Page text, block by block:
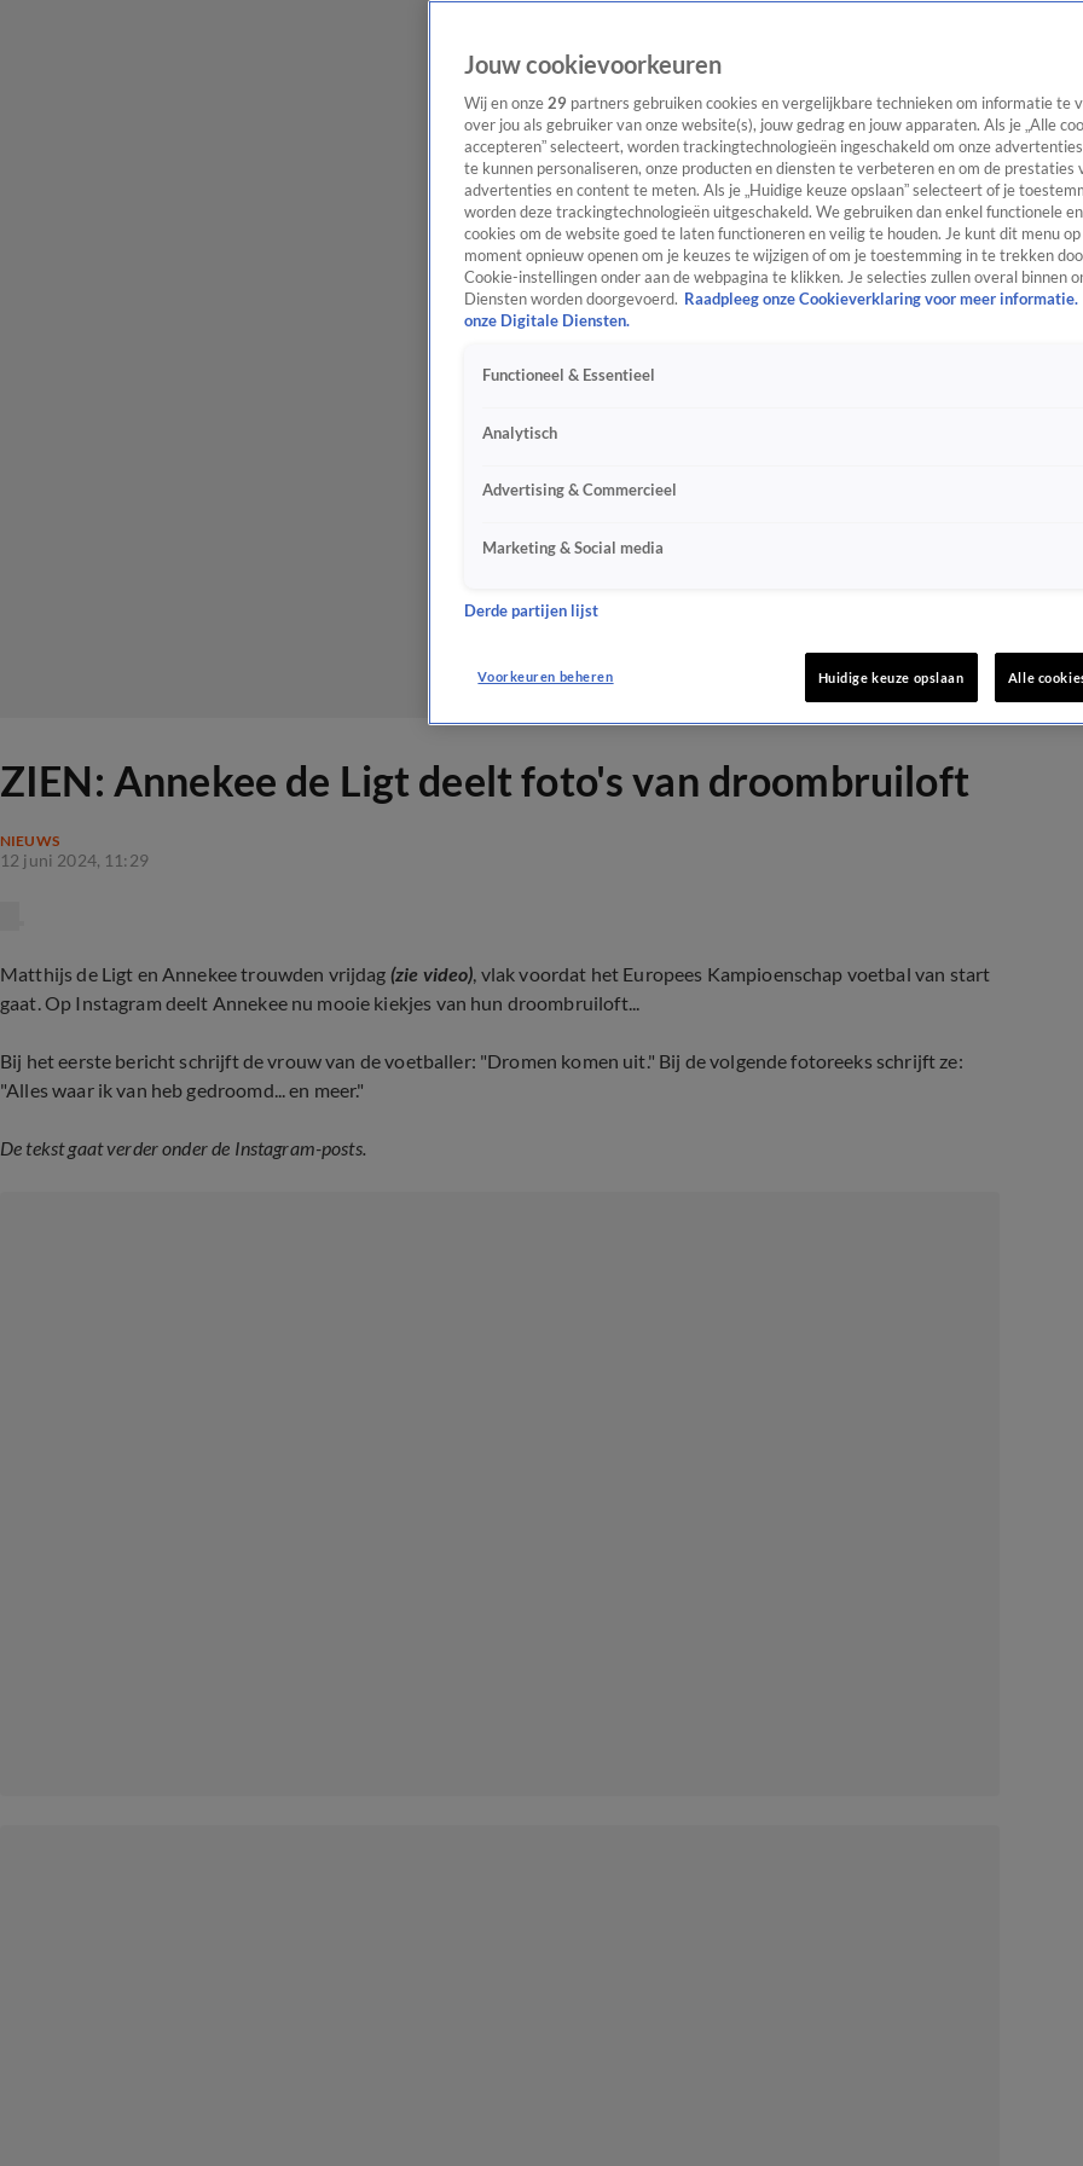
ZIEN: Annekee de Ligt deelt foto's van droombruiloft
NIEUWS
12 juni 2024, 11:29
Matthijs de Ligt en Annekee trouwden vrijdag (zie video), vlak voordat het Europees Kampioenschap voetbal van start
gaat. Op Instagram deelt Annekee nu mooie kiekjes van hun droombruiloft...
Bij het eerste bericht schrijft de vrouw van de voetballer: "Dromen komen uit." Bij de volgende fotoreeks schrijft ze:
"Alles waar ik van heb gedroomd... en meer."
De tekst gaat verder onder de Instagram-posts.
Jouw cookievoorkeuren
Wij en onze 29 partners gebruiken cookies en vergelijkbare technieken om informatie te
over jou als gebruiker van onze website(s), jouw gedrag en jouw apparaten. Als je „Alle
accepteren” selecteert, worden trackingtechnologieën ingeschakeld om onze
te kunnen personaliseren, onze producten en diensten te verbeteren en om de prestaties
advertenties en content te meten. Als je „Huidige keuze opslaan” selecteert of je
worden deze trackingtechnologieën uitgeschakeld. We gebruiken dan enkel functionele
cookies om de website goed te laten functioneren en veilig te houden. Je kunt dit menu
moment opnieuw openen om je keuzes te wijzigen of om je toestemming in te trekken
Cookie-instellingen onder aan de webpagina te klikken. Je selecties zullen overal binnen
Diensten worden doorgevoerd. Raadpleeg onze Cookieverklaring voor meer informatie.
onze Digitale Diensten.
Functioneel & Essentieel
Analytisch
Advertising & Commercieel
Marketing & Social media
Derde partijen lijst
Voorkeuren beheren Huidige keuze opslaan Alle